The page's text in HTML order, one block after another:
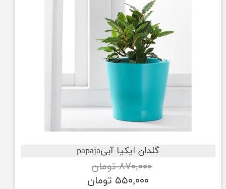
گلدان ایکیا آبیpapaja
۸۷۰,۰۰۰ تومان
۵۵۰,۰۰۰ تومان